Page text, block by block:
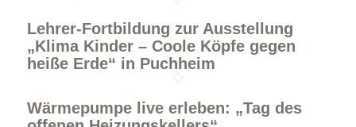
Lehrer-Fortbildung zur Ausstellung
„Klima Kinder – Coole Köpfe gegen
heiße Erde“ in Puchheim
Wärmepumpe live erleben: „Tag des